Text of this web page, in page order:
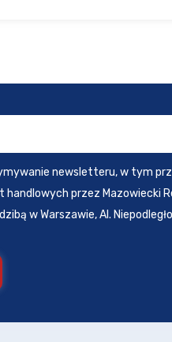
newsletteru, w tym
przez Mazowiecki
w Warszawie, Al.